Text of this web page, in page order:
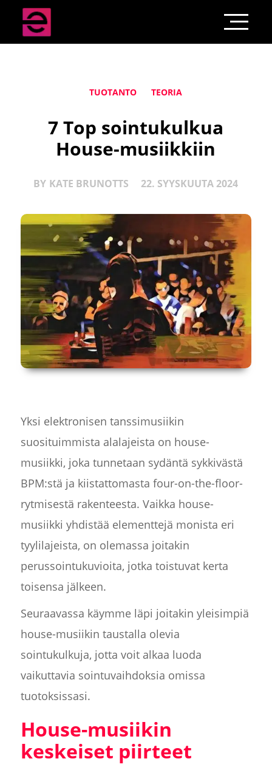
TUOTANTO TEORIA
7 Top sointukulkua
House-musiikkiin
BY KATE BRUNOTTS 22. SYYSKUUTA 2024
Yksi elektronisen tanssimusiikin
suosituimmista alalajeista on house-
musiikki, joka tunnetaan sydäntä sykkivästä
BPM:stä ja kiistattomasta four-on-the-floor-
rytmisestä rakenteesta. Vaikka house-
musiikki yhdistää elementtejä monista eri
tyylilajeista, on olemassa joitakin
perussointukuvioita, jotka toistuvat kerta
toisensa jälkeen.
Seuraavassa käymme läpi joitakin yleisimpiä
house-musiikin taustalla olevia
sointukulkuja, jotta voit alkaa luoda
vaikuttavia sointuvaihdoksia omissa
tuotoksissasi.
House-musiikin
keskeiset piirteet